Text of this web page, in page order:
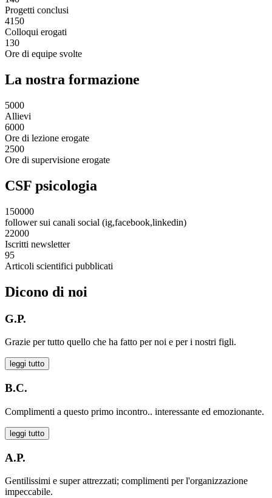
Progetti conclusi
4150
Colloqui erogati
130
Ore di equipe svolte
La nostra formazione
5000
Allievi
6000
Ore di lezione erogate
2500
Ore di supervisione erogate
CSF psicologia
150000
follower sui canali social (ig,facebook,linkedin)
22000
Iscritti newsletter
95
Articoli scientifici pubblicati
Dicono di noi
G.P.
Grazie per tutto quello che ha fatto per noi e per i nostri figli.
leggi tutto
B.C.
Complimenti a questo primo incontro.. interessante ed emozionante.
leggi tutto
A.P.
Gentilissimi e super attrezzati; complimenti per l'organizzazione
impeccabile.